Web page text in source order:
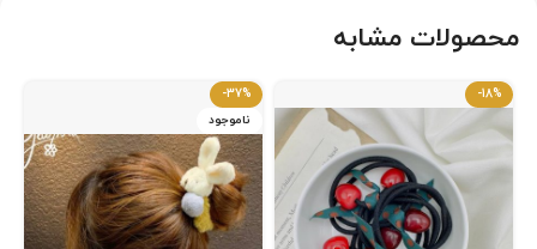
محصولات مشابه
-18%
-37%
ناموجود